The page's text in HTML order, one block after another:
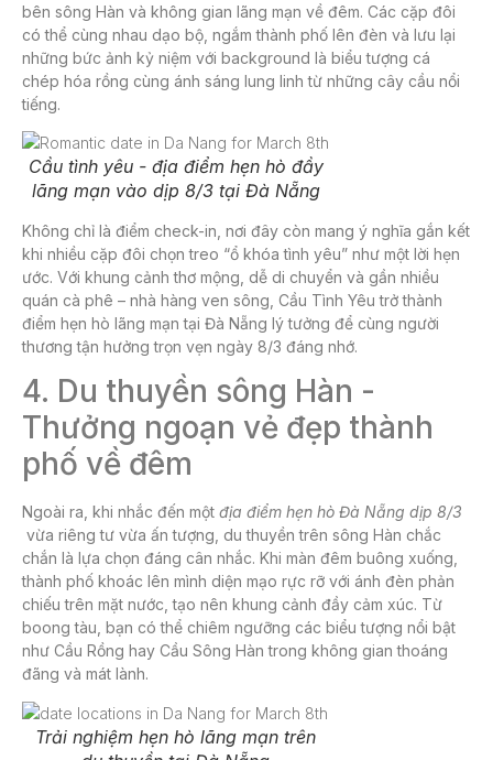
bên sông Hàn và không gian lãng mạn về đêm. Các cặp đôi
có thể cùng nhau dạo bộ, ngắm thành phố lên đèn và lưu lại
những bức ảnh kỷ niệm với background là biểu tượng cá
chép hóa rồng cùng ánh sáng lung linh từ những cây cầu nổi
tiếng.
Cầu tình yêu - địa điểm hẹn hò đầy
lãng mạn vào dịp 8/3 tại Đà Nẵng
Không chỉ là điểm check-in, nơi đây còn mang ý nghĩa gắn kết
khi nhiều cặp đôi chọn treo “ổ khóa tình yêu” như một lời hẹn
ước. Với khung cảnh thơ mộng, dễ di chuyển và gần nhiều
quán cà phê – nhà hàng ven sông, Cầu Tình Yêu trở thành
điểm hẹn hò lãng mạn tại Đà Nẵng lý tưởng để cùng người
thương tận hưởng trọn vẹn ngày 8/3 đáng nhớ.
4. Du thuyền sông Hàn -
Thưởng ngoạn vẻ đẹp thành
phố về đêm
Ngoài ra, khi nhắc đến một địa điểm hẹn hò Đà Nẵng dịp 8/3
vừa riêng tư vừa ấn tượng, du thuyền trên sông Hàn chắc
chắn là lựa chọn đáng cân nhắc. Khi màn đêm buông xuống,
thành phố khoác lên mình diện mạo rực rỡ với ánh đèn phản
chiếu trên mặt nước, tạo nên khung cảnh đầy cảm xúc. Từ
boong tàu, bạn có thể chiêm ngưỡng các biểu tượng nổi bật
như Cầu Rồng hay Cầu Sông Hàn trong không gian thoáng
đãng và mát lành.
Trải nghiệm hẹn hò lãng mạn trên